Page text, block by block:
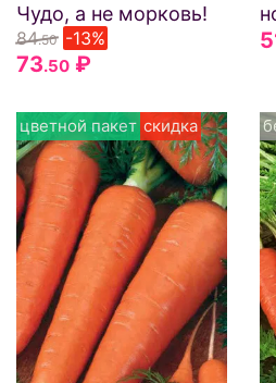
Чудо, а не морковь!
84.50 -13%
73.50 ₽
цветной пакет скидка